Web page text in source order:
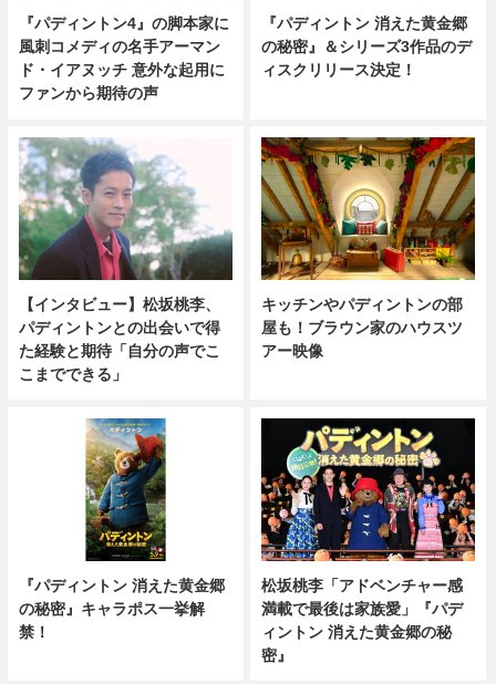
『パディントン4』の脚本家に
風刺コメディの名手アーマン
ド・イアヌッチ 意外な起用に
ファンから期待の声
『パディントン 消えた黄金郷
の秘密』＆シリーズ3作品のデ
ィスクリリース決定！
【インタビュー】松坂桃李、
パディントンとの出会いで得
た経験と期待「自分の声でこ
こまでできる」
キッチンやパディントンの部
屋も！ブラウン家のハウスツ
アー映像
『パディントン 消えた黄金郷
の秘密』キャラポス一挙解
禁！
松坂桃李「アドベンチャー感
満載で最後は家族愛」『パデ
ィントン 消えた黄金郷の秘
密』